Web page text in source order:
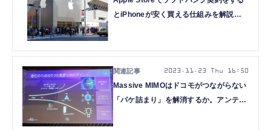
とiPhoneが安く買える仕組みを解説
Massive MIMOはドコモがつながらない
「パケ詰まり」を解消するか。アンテナ
2023.11.23 Thu 16:50